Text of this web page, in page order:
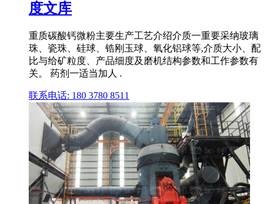
度文库
重质碳酸钙微粉主要生产工艺介绍介质一重要采纳玻璃
珠、瓷珠、硅球、锆刚玉球、氧化铝球等,介质大小、配
比与给矿粒度、产品细度及磨机结构参数和工作参数有
关。 药剂一适当加人 .
联系电话: 180 3780 8511